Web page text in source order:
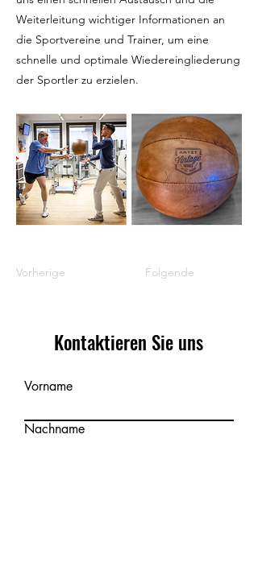
Weiterleitung wichtiger Informationen an
die Sportvereine und Trainer, um eine
schnelle und optimale Wiedereingliederung
der Sportler zu erzielen.
Vorherige Folgende
Kontaktieren Sie uns
Vorname
Nachname